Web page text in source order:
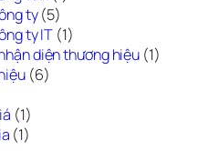
ty(5)
ty IT (1)
diện thương hiệu (1)
(6)
(1)
(1)